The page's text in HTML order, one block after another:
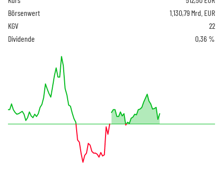
Börsenwert
1.130,79 Mrd. EUR
KGV
22
Dividende
0,36 %